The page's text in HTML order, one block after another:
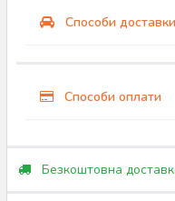
Способи доставки
Способи оплати
Безкоштовна